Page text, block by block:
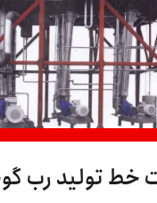
خط تولید رب